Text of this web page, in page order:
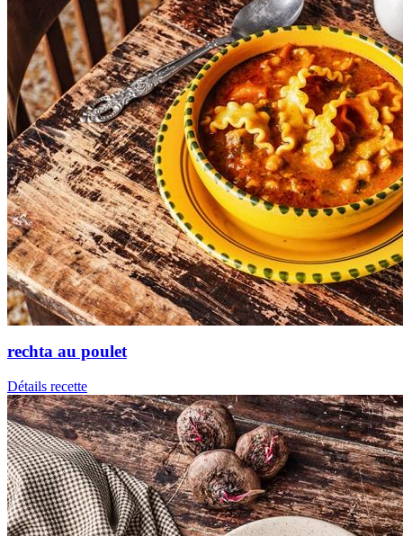
rechta au poulet
Détails recette